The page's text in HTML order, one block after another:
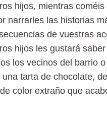
hijos, mientras
narrarles las historias
de vuestras
hijos les gustará
los vecinos del barrio
tarta de chocolate,
color extraño que